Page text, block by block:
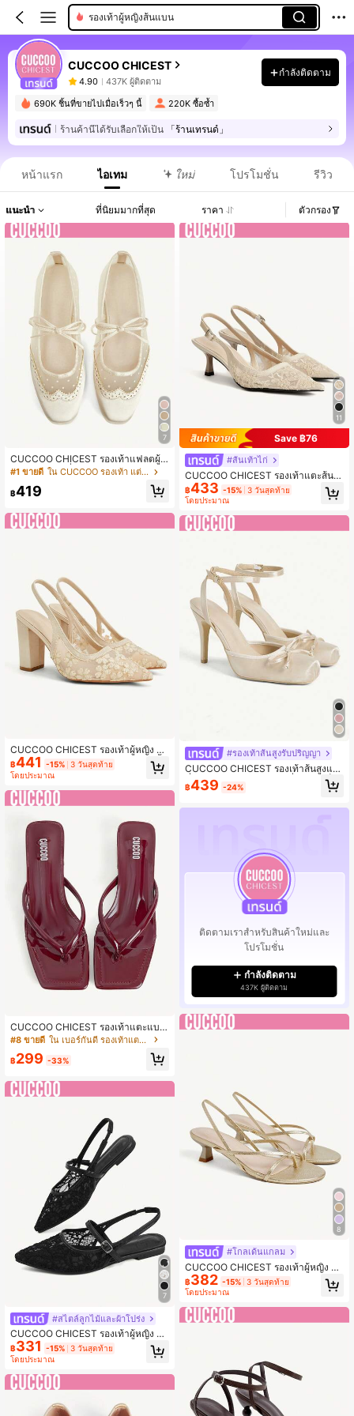
รองเท้าผู้หญิงส้นแบน
CUCCOO CHICEST
4.90 437K ผู้ติดตาม
กำลังติดตาม
690K ชิ้นที่ขายไปเมื่อเร็วๆ นี้ 220K ซื้อซ้ำ
ร้านค้านี้ได้รับเลือกให้เป็น 「ร้านเทรนด์」
หน้าแรก ไอเทม ใหม่ โปรโมชั่น รีวิว
แนะนำ ที่นิยมมากที่สุด ราคา ตัวกรอง
7
CUCCOO CHICEST รองเท้าแฟลตผู้ห
ญิงสไตล์สาวฝรั่งเศส ลายหัวใจ ผ้าตาข่
สำหรับฤดูร้อน
#1 ขายดี ใน CUCCOO รองเท้า แต่งงาน .
฿419
CUCCOO CHICEST รองเท้าผู้หญิง ฤดู
ใบไม้ร่วง ใหม่ ตาข่าย หัวแหลม ส้นเตี้ย
ส้นบาง ส้นสูง สง่างาม แฟชั่น รองเท้าส้
฿441 -15% 3 วันสุดท้าย
โดยประมาณ
CUCCOO CHICEST รองเท้าแตะแบน
สำหรับผู้หญิง
#8 ขายดี ใน เบอร์กันดี รองเท้าแตะผู้หญิง
฿299 -33%
7
#สไตล์ลูกไม้และผ้าโปร่ง
CUCCOO CHICEST รองเท้าผู้หญิง รอ
งเท้าส้นแบนหัวแหลมสีดำ ผ้าตาข่ายลูก
ไม้ เข็มขัด รองเท้าส้นแบนผู้หญิง ทันสมั
ะบายอากาศได้ดี รองเท้าผู้หญิงแบบสลิ
งแบ็ค หลังการเดินทางประจำวัน
฿331 -15% 3 วันสุดท้าย
โดยประมาณ
11
Save ฿76
#ส้นเท้าไก่
CUCCOO CHICEST รองเท้าแตะส้นสู
งหัวแหลมสไตล์ลูกไม้ดอกไม้หรูหรา สไ
ตล์จีนใหม่ เหมาะสำหรับผู้หญิงที่ต้องกา
ดินทางในชีวิตประจำวัน การออกเดท ห
รือการจับคู่ชุดกี่เพ้า/ชุดเดรสเพื่อเข้าร่ว
฿433 -15% 3 วันสุดท้าย
โดยประมาณ
#รองเท้าส้นสูงรับปริญญา
CUCCOO CHICEST รองเท้าส้นสูงแฟ
ชั่นผู้หญิง ดีไซน์โบว์ หัวเหลี่ยม ย่น เซ็ก
ซี่ สำหรับใส่ไปงานปาร์ตี้และงานเลี้ยง
฿439 -24%
ติดตามเราสำหรับสินค้าใหม่และ
โปรโมชั่น
กำลังติดตาม
437K ผู้ติดตาม
8
#โกลเด้นแกลม
CUCCOO CHICEST รองเท้าผู้หญิง สบ
าย Mezzo Toes หัวกลม ส้นบาง รองเท้
าแตะส้นสูง เรียบง่าย ใส่ทำงาน ออกเด
฿382 -15% 3 วันสุดท้าย
โดยประมาณ